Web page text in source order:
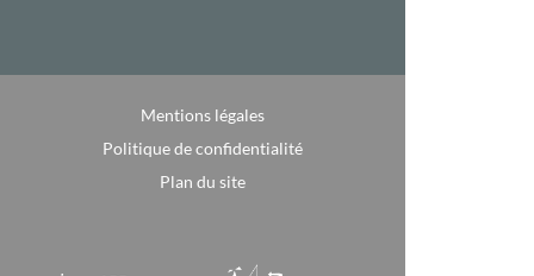
Mentions légales
Politique de confidentialité
Plan du site